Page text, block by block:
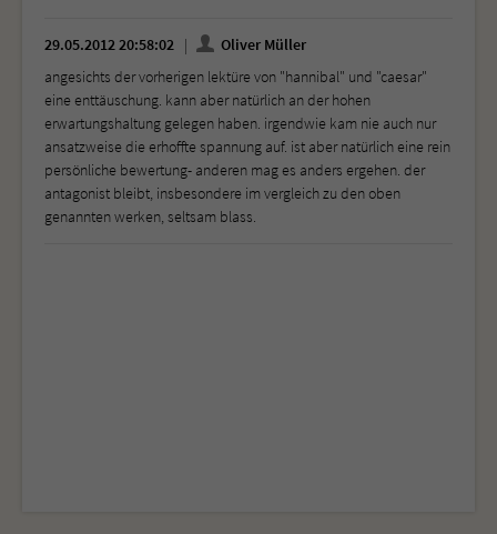
29.05.2012 20:58:02
Oliver Müller
angesichts der vorherigen lektüre von "hannibal" und "caesar"
eine enttäuschung. kann aber natürlich an der hohen
erwartungshaltung gelegen haben. irgendwie kam nie auch nur
ansatzweise die erhoffte spannung auf. ist aber natürlich eine rein
persönliche bewertung- anderen mag es anders ergehen. der
antagonist bleibt, insbesondere im vergleich zu den oben
genannten werken, seltsam blass.